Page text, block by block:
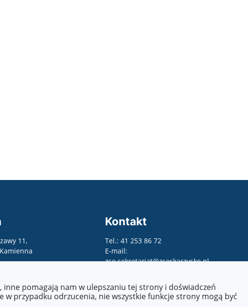
11,
Kontakt
Tel.: 41 253 86 72
E-mail:
zse.sekretariat@zseskarzysko.pl
pomagają nam w ulepszaniu tej strony i doświadczeń
w przypadku odrzucenia, nie wszystkie funkcje strony mogą być